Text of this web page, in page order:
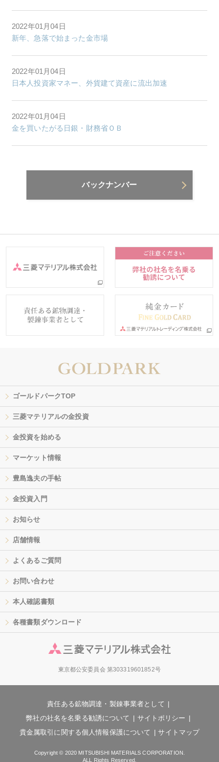
2022年01月04日
新年、急落で始まった金市場
2022年01月04日
日本人投資家マネー、外貨建て資産に流出加速
2022年01月04日
金を買いたがる日銀・財務省ＯＢ
バックナンバー
ゴールドパークTOP
三菱マテリアルの金投資
金投資を始める
マーケット情報
豊島逸夫の手帖
金投資入門
お知らせ
店舗情報
よくあるご質問
お問い合わせ
本人確認書類
各種書類ダウンロード
東京都公安委員会 第303319601852号
責任ある鉱物調達・製錬事業者として
弊社の社名を名乗る勧誘について
サイトポリシー
貴金属取引に関する個人情報保護について
サイトマップ
Copyright © 2020 MITSUBISHI MATERIALS CORPORATION.
ALL Rights Reserved.